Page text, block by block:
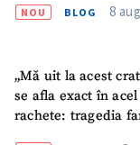
NOU BLOG 8
„Mă uit la acest
se afla exact în
rachete: tragedia
Titlu+